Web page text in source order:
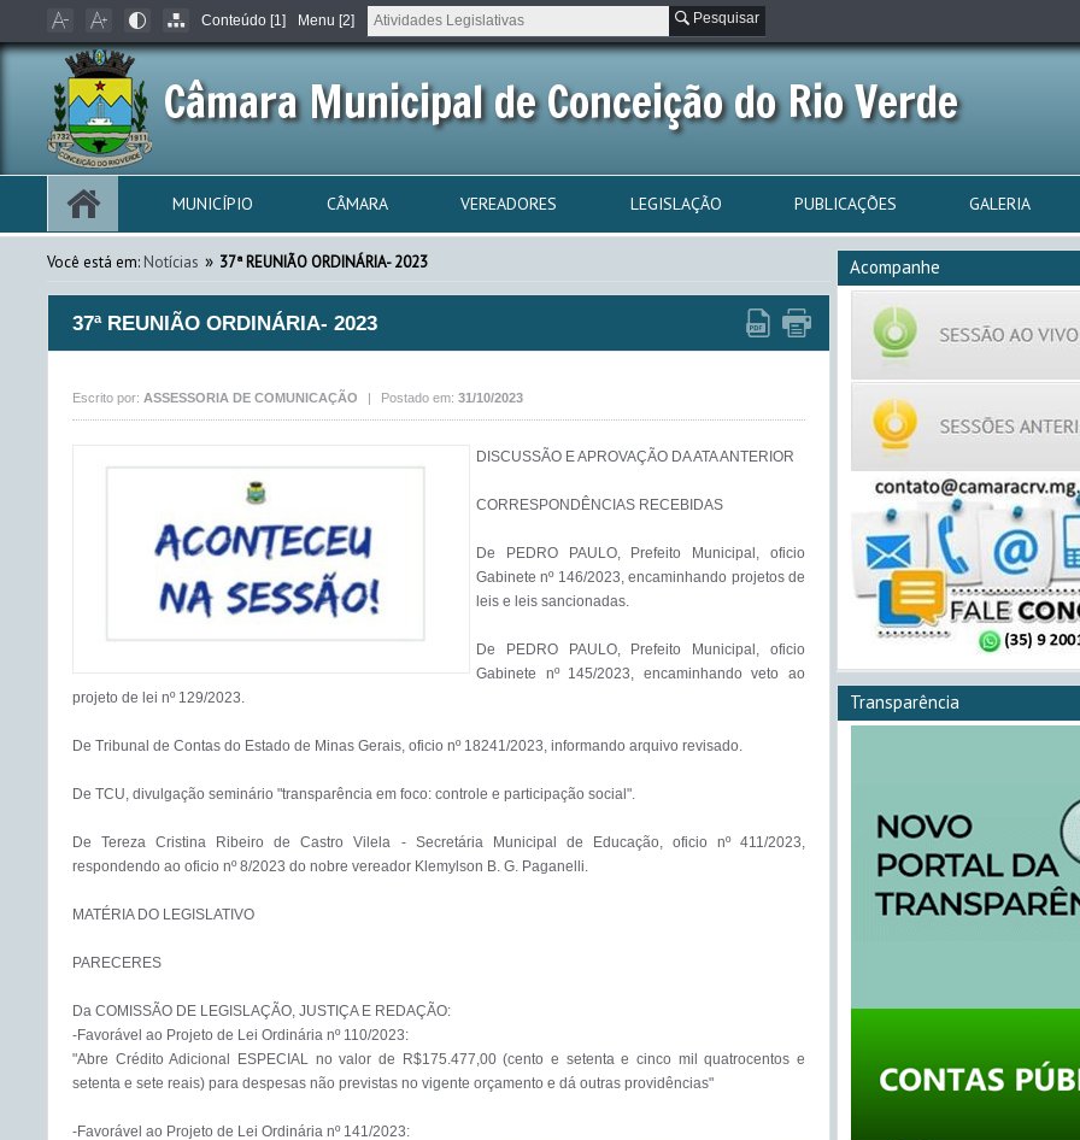
Conteúdo [1] Menu [2] Pesquisar
Câmara Municipal de Conceição do Rio Verde
MUNICÍPIO CÂMARA VEREADORES LEGISLAÇÃO PUBLICAÇÕES GALERIA
Você está em: Notícias » 37ª REUNIÃO ORDINÁRIA- 2023
37ª REUNIÃO ORDINÁRIA- 2023
Escrito por: ASSESSORIA DE COMUNICAÇÃO | Postado em: 31/10/2023
DISCUSSÃO E APROVAÇÃO DA ATA ANTERIOR

CORRESPONDÊNCIAS RECEBIDAS

De PEDRO PAULO, Prefeito Municipal, oficio Gabinete nº 146/2023, encaminhando projetos de leis e leis sancionadas.

De PEDRO PAULO, Prefeito Municipal, oficio Gabinete nº 145/2023, encaminhando veto ao projeto de lei nº 129/2023.

De Tribunal de Contas do Estado de Minas Gerais, oficio nº 18241/2023, informando arquivo revisado.

De TCU, divulgação seminário "transparência em foco: controle e participação social".

De Tereza Cristina Ribeiro de Castro Vilela - Secretária Municipal de Educação, oficio nº 411/2023, respondendo ao oficio nº 8/2023 do nobre vereador Klemylson B. G. Paganelli.

MATÉRIA DO LEGISLATIVO

PARECERES

Da COMISSÃO DE LEGISLAÇÃO, JUSTIÇA E REDAÇÃO:
-Favorável ao Projeto de Lei Ordinária nº 110/2023:
"Abre Crédito Adicional ESPECIAL no valor de R$175.477,00 (cento e setenta e cinco mil quatrocentos e setenta e sete reais) para despesas não previstas no vigente orçamento e dá outras providências"

-Favorável ao Projeto de Lei Ordinária nº 141/2023:
"Abre Crédito Adicional Suplementar no valor de R$9.517,09 (nove mil quinhentos e dezessete reais e nove centavos) para o reforço de despesas previstas  no vigente orçamento e da outras providências."

-Favorável ao Projeto de Lei Ordinária nº 142/2023:
"Abre Crédito Adicional Suplementar no valor de R$4.500,00 (quatro mil e quinhentos reais) para o reforço de despesas previstas no vigente orçamento e da outras providências."

-Favorável ao Projeto de Lei Ordinária nº 143/2023:
"Abre Crédito Adicional Suplementar no valor de R$20.000,00 (vinte mil reais) para o reforço de despesas previstas no vigente orçamento e da outras providências."

-Favorável ao Projeto de Lei Ordinária nº 144/2023:
"Abre Crédito Adicional ESPECIAL no valor de R$5.000,00 (cinco mil reais) para despesas não previstas no vigente orçamento e da outras providências."

-Favorável a Emenda nº 1 do Projeto de Lei Complementar nº 23/2023:
Cria cargos; amplia o número de vagas para o cargo que especifica e dá outras providências.  
-Favorável ao Projeto de Lei Complementar nº 23/2023:
Cria cargos; amplia o número de vagas para o cargo que especifica e dá outras providências.  

-Favorável ao Projeto de Resolução nº 9/2023:
“Cria a Procuradoria Especial da Mulher, como órgão não vinculado à Procuradoria da Câmara Municipal de Conceição do Rio Verde e dá outras providências” 


Da COMISSÃO DE FINANÇAS, ORÇAMENTOS E TOMADAS DE CONTAS:
-Favorável ao Projeto de Lei Ordinária nº 110/2023:
"Abre Crédito Adicional ESPECIAL no valor de R$175.477,00 (cento e setenta e cinco mil quatrocentos e setenta e sete reais) para despesas não previstas no vigente orçamento e dá outras providências"

-Favorável ao Projeto de Lei Ordinária nº 141/2023:
"Abre Crédito Adicional Suplementar no valor de R$9.517,09 (nove mil quinhentos e dezessete reais e nove centavos) para o reforço de despesas previstas  no vigente orçamento e da outras providências."

-Favorável ao Projeto de Lei Ordinária nº 142/2023:
"Abre Crédito Adicional Suplementar no valor de R$4.500,00 (quatro mil e quinhentos reais) para o reforço de despesas previstas no vigente orçamento e da outras providências."

-Favorável ao Projeto de Lei Ordinária nº 143/2023:
"Abre Crédito Adicional Suplementar no valor de R$20.000,00 (vinte mil reais) para o reforço de despesas previstas no vigente orçamento e da outras providências."

-Favorável ao Projeto de Lei Ordinária nº 144/2023:
"Abre Crédito Adicional ESPECIAL no valor de R$5.000,00 (cinco mil reais) para despesas não previstas no vigente orçamento e da outras providências."

-Favorável ao Projeto de Lei Complementar nº 23/2023:
Cria cargos; amplia o número de vagas para o cargo que especifica e dá outras providências.  

-Favorável ao Projeto de Resolução nº 9/2023:
“Cria a Procuradoria Especial da Mulher, como órgão não vinculado à Procuradoria da Câmara Municipal de Conceição do Rio Verde e dá outras providências” 


Da COMISSÃO DE SERVIÇOS PÚBLICOS MUNICIPAIS:
-Favorável ao Projeto de Lei Ordinária nº 110/2023:
"Abre Crédito Adicional ESPECIAL no valor de R$175.477,00 (cento e setenta e cinco mil quatrocentos e setenta e sete reais) para despesas não previstas no vigente orçamento e dá outras providências"

-Favorável ao Projeto de Lei Ordinária nº 141/2023:
"Abre Crédito Adicional Suplementar no valor de R$9.517,09 (nove mil quinhentos e dezessete reais e nove centavos) para o reforço de despesas previstas  no vigente orçamento e da outras providências."

-Favorável ao Projeto de Lei Ordinária nº 142/2023:
"Abre Crédito Adicional Suplementar no valor de R$4.500,00 (quatro mil e quinhentos reais) para o reforço de despesas previstas no vigente orçamento e da outras providências."

-Favorável ao Projeto de Lei Ordinária nº 143/2023:
"Abre Crédito Adicional Suplementar no valor de R$20.000,00 (vinte mil reais) para o reforço de despesas previstas no vigente orçamento e da outras providências."

-Favorável ao Projeto de Lei Ordinária nº 144/2023:
"Abre Crédito Adicional ESPECIAL no valor de R$5.000,00 (cinco mil reais) para despesas não previstas no vigente orçamento e da outras providências."

-Favorável ao Projeto de Lei Complementar nº 23/2023:
Cria cargos; amplia o número de vagas para o cargo que especifica e dá outras providências.  

-Favorável ao Projeto de Resolução nº 9/2023:
“Cria a Procuradoria Especial da Mulher, como órgão não vinculado à Procuradoria da Câmara Municipal de Conceição do Rio Verde e dá outras providências” 

MATÉRIA DA ORDEM DO DIA

Em 1ª discussão e votação do Projeto de Lei Ordinária nº 110/2023:
"Abre Crédito Adicional ESPECIAL no valor de R$175.477,00 (cento e setenta e cinco mil quatrocentos e setenta e sete reais) para despesas não previstas no vigente orçamento e dá outras providências"

Em 2ª discussão e votação do Projeto de Lei Ordinária nº 110/2023:
"Abre Crédito Adicional ESPECIAL no valor de R$175.477,00 (cento e setenta e cinco mil quatrocentos e setenta e sete reais) para despesas não previstas no vigente orçamento e dá outras providências"


Em 1ª discussão e votação do Projeto de Lei Ordinária nº 141/2023:
"Abre Crédito Adicional Suplementar no valor de R$9.517,09 (nove mil quinhentos e dezessete reais e nove centavos) para o reforço de despesas previstas  no vigente orçamento e da outras providências."

Em 2ª discussão e votação do Projeto de Lei Ordinária nº 141/2023:
"Abre Crédito Adicional Suplementar no valor de R$9.517,09 (nove mil quinhentos e dezessete reais e nove centavos) para o reforço de despesas previstas  no vigente orçamento e da outras providências."


Em 1ª discussão e votação do Projeto de Lei Ordinária nº 142/2023:
"Abre Crédito Adicional Suplementar no valor de R$4.500,00 (quatro mil e quinhentos reais) para o reforço de despesas previstas no vigente orçamento e da outras providências."

Em 2ª discussão e votação do Projeto de Lei Ordinária nº 142/2023:
"Abre Crédito Adicional Suplementar no valor de R$4.500,00 (quatro mil e quinhentos reais) para o reforço de despesas previstas no vigente orçamento e da outras providências."


Em 1ª discussão e votação do Projeto de Lei Ordinária nº 143/2023:
"Abre Crédito Adicional Suplementar no valor de R$20.000,00 (vinte mil reais) para o reforço de despesas previstas no vigente orçamento e da outras providências."

Em 2ª discussão e votação do Projeto de Lei Ordinária nº 143/2023:
"Abre Crédito Adicional Suplementar no valor de R$20.000,00 (vinte mil reais) para o reforço de despesas previstas no vigente orçamento e da outras providências."


Em 1ª discussão e votação do Projeto de Lei Ordinária nº 144/2023:
"Abre Crédito Adicional ESPECIAL no valor de R$5.000,00 (cinco mil reais) para despesas não previstas no vigente orçamento e da outras providências."

Em 2ª discussão e votação do Projeto de Lei Ordinária nº 144/2023:
"Abre Crédito Adicional ESPECIAL no valor de R$5.000,00 (cinco mil reais) para despesas não previstas no vigente orçamento e da outras providências."

Votação Única a Emenda nº 1 do Projeto de Lei Complementar nº 23/2023 de autoria do Vereador Klemylson Benedito G. Paganelli.

Em 1ª discussão e votação do Projeto de Lei Complementar nº 23/2023:
Cria cargos; amplia o número de vagas para o cargo que especifica e dá outras providências.  

Em 2ª discussão e votação do Projeto de Lei Complementar nº 23/2023:
Cria cargos; amplia o número de vagas para o cargo que especifica e dá outras providências.  


Em 1ª discussão e votação do Projeto de Resolução nº 9/2023:
“Cria a Procuradoria Especial da Mulher, como órgão não vinculado à Procuradoria da Câmara Municipal de Conceição do Rio Verde e dá outras providências” 

Em 2ª discussão e votação do Projeto de Resolução nº 9/2023:
“Cria a Procuradoria Especial da Mulher, como órgão não vinculado à Procuradoria da Câmara Municipal de Conceição do Rio Verde e dá outras providências” 


INDICAÇÕES

Nº 186/2023 do Vereador José A.Lucas Maia B.(Suplente), "QUE SE ESTUDE A POSSIBILIDADE DE FAZER A COBERTURA DA QUADRA POLIESPORTIVAWALDYR MOHALLEM REZECK DO BAIRRO VALE DO SOL."

Nº 187/2023 do Vereador José A.Lucas Maia B.(Suplente), "QUE SEJA FEITO O CALÇAMENTO DA TRAVESSA PROJETADA QUE LIGA A RUA BELZONY PAGANELLI CARNEIRO PRÓXIMO A ANTIGA INDÚSTRIA GAVA LTDA."

Nº 188/2023 do Vereador Rogério Fernando da Silva, se envie ofício ao Prefeito Municipal juntamente ao Secretário Municipal de Obras e Serviços Urbanos: INDICANDO-LHES: Para que o Poder Executivo promova a regularização formal e registral da Travessa que liga a Rua Antônio Olinto Pereira, do Bairro da Biquinha. 

Nº 189/2023 do Vereador Rodrigo Satiro Bueno, INDICANDO-LHE:  Que seja providenciado, através do setor competente, o Recapeamento Asfáltico de toda extensão de todas as vias do Bairro São Francisco.

Nº 190/2023 do Vereador Rivail Castorino, ao Prefeito Municipal juntamente ao Secretário Municipal de Obras e Serviços Urbanos: INDICANDO-LHES: Para que o Poder Executivo promova a reforma de todas as calça
Acompanhe
Transparência